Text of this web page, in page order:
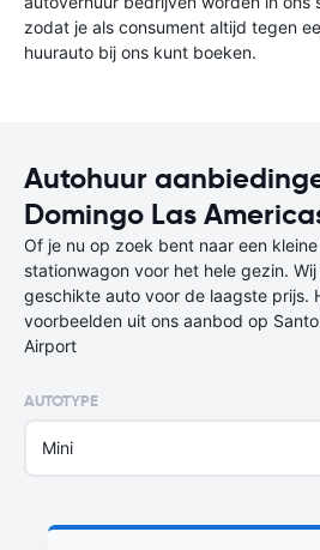
zodat je als consument altijd tegen
huurauto bij ons kunt boeken.
Autohuur
Domingo Las
Of je nu op zoek bent naar een
stationwagon voor het hele gezin.
geschikte auto voor de laagste prijs.
voorbeelden uit ons aanbod op
Airport
AUTOTYPE
Mini